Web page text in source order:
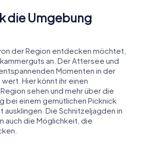
die Umgebung
der Region entdecken möchtet,
an. Der Attersee und
Momenten in der
Hier könnt ihr einen
sehen und mehr über die
bei einem gemütlichen Picknick
Die Schnitzeljagden in
auch die Möglichkeit, die